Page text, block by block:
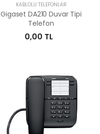
KABLOLU TELEFONLAR
Gigaset DA210 Duvar Tipi
Telefon
0,00 TL